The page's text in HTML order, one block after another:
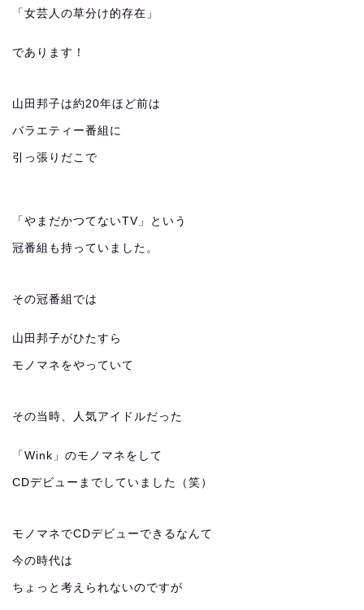
「女芸人の草分け的存在」
であります！
山田邦子は約20年ほど前は
バラエティー番組に
引っ張りだこで
「やまだかつてないTV」という
冠番組も持っていました。
その冠番組では
山田邦子がひたすら
モノマネをやっていて
その当時、人気アイドルだった
「Wink」のモノマネをして
CDデビューまでしていました（笑）
モノマネでCDデビューできるなんて
今の時代は
ちょっと考えられないのですが